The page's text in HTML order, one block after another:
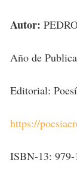
Autor:
Año de
Editorial:
https://
ISBN-13: